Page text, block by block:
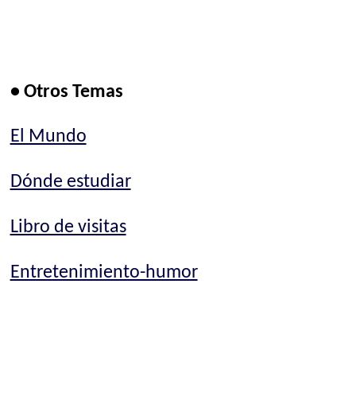
• Otros Temas
El Mundo
Dónde estudiar
Libro de visitas
Entretenimiento-humor